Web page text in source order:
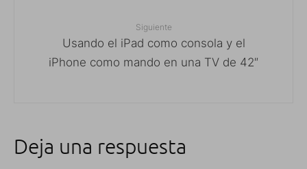
Siguiente
Usando el iPad como consola y el
iPhone como mando en una TV de 42″
Deja una respuesta